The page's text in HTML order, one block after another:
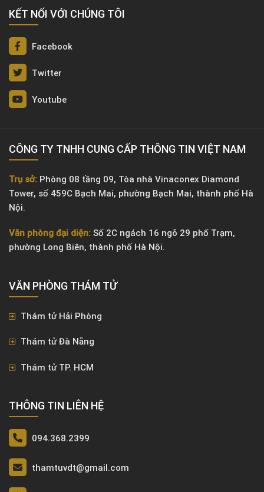
KẾT NỐI VỚI CHÚNG TÔI
Facebook
Twitter
Youtube
CÔNG TY TNHH CUNG CẤP THÔNG TIN VIỆT NAM
Trụ sở: Phòng 08 tầng 09, Tòa nhà Vinaconex Diamond
Tower, số 459C Bạch Mai, phường Bạch Mai, thành phố Hà
Nội.
Văn phòng đại diện: Số 2C ngách 16 ngõ 29 phố Trạm,
phường Long Biên, thành phố Hà Nội.
VĂN PHÒNG ​THÁM TỬ
Thám tử Hải Phòng
Thám tử Đà Nẵng
Thám tử TP. HCM
THÔNG TIN LIÊN HỆ
094.368.2399
thamtuvdt@gmail.com